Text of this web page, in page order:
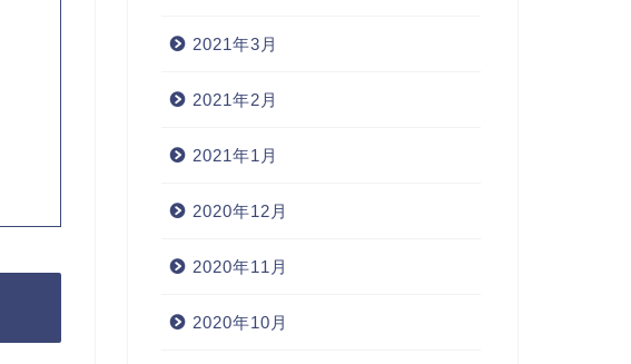
2021年3月
2021年2月
2021年1月
2020年12月
2020年11月
2020年10月